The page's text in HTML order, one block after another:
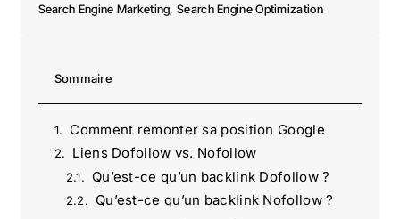
Search Engine Marketing,Search Engine Optimization
Sommaire
Comment remonter sa position Google
Liens Dofollow vs. Nofollow
Qu’est-ce qu’un backlink Dofollow ?
Qu’est-ce qu’un backlink Nofollow ?